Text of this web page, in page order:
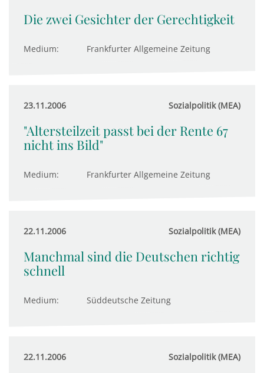
Die zwei Gesichter der Gerechtigkeit
Medium: Frankfurter Allgemeine Zeitung
23.11.2006 Sozialpolitik (MEA)
"Altersteilzeit passt bei der Rente 67
nicht ins Bild"
Medium: Frankfurter Allgemeine Zeitung
22.11.2006 Sozialpolitik (MEA)
Manchmal sind die Deutschen richtig
schnell
Medium: Süddeutsche Zeitung
22.11.2006 Sozialpolitik (MEA)